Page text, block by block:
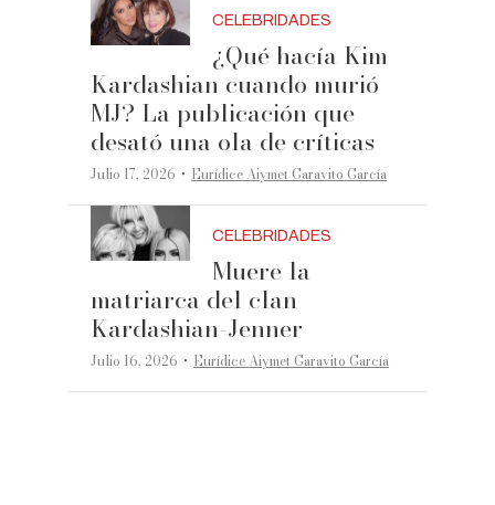
CELEBRIDADES
¿Qué hacía Kim
Kardashian cuando murió
MJ? La publicación que
desató una ola de críticas
Julio 17, 2026 ·Eurídice Aiymet Garavito García
CELEBRIDADES
Muere la
matriarca del clan
Kardashian-Jenner
Julio 16, 2026 ·Eurídice Aiymet Garavito García